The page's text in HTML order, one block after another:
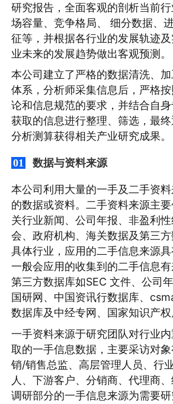
研究报告，全面客观的剖析当前
场容量、竞争格局、 细分数据、
征等，并根据各行业的发展轨迹
业未来的发展趋势做出客观预测。
本公司建立了严格的数据清洗、
体系，分析师采集信息后，严格
论和信息规范的要求，并结合自
获取的信息进行整理、筛选，最终
分析测算获得相关产业研究成果。
01 数据与资料来源
本公司利用大量的一手及二手资
的数据或资料。二手资料来源主
关行业新闻、公司年报、非盈利
会、政府机构、海关数据及第三
具体行业，应用的二手信息来源具
一般会应用的收集到的二手信息
第三方数据库如SEC 文件、公司
国研网、中国资讯行数据库、
数据库及中经专网、国家知识产权
一手资料来源于研究团队对行业
取的一手信息数据，主要采访对
销/销售总监、高层管理人员、行
人、下游客户、分销商、代理商
调研部分的一手信息来源为需要